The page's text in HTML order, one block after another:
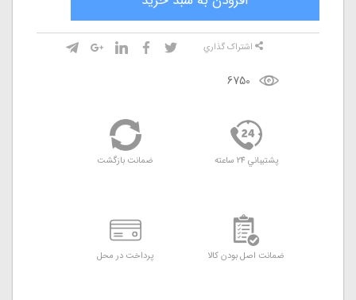
6750
اشتراک گذاري
پشتيباني 24 ساعته ضمانت بازگشت
ضمانت اصل بودن کالا پرداخت در محل